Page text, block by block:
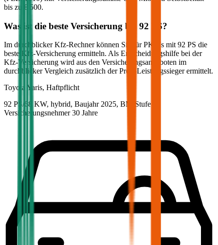
bis zu
€ 500.
Was ist die beste Versicherung bei 92 PS?
Im durchblicker Kfz-Rechner können Sie für PKWs mit 92 PS die
beste Kfz-Versicherung ermitteln. Als Entscheidungshilfe bei der
Kfz-Versicherung wird aus den Versicherungsangeboten im
durchblicker Vergleich zusätzlich der Preis-Leistungssieger ermittelt.
Toyota Yaris, Haftpflicht
92 PS/68 KW, hybrid, Baujahr 2025, BM-Stufe
Versicherungsnehmer 30 Jahre